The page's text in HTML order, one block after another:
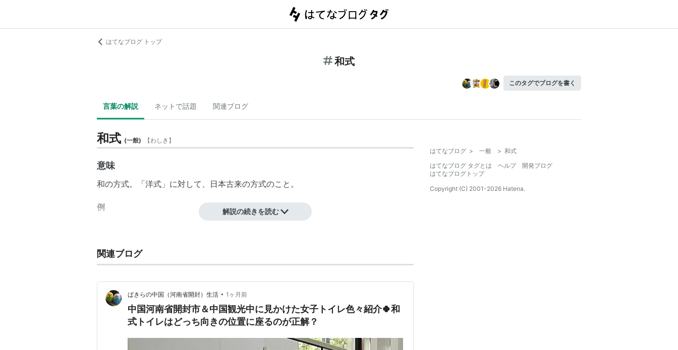
はてなブログ トップ
和式
このタグでブログを書く
言葉の解説 ネットで話題 関連ブログ
和式 (一般) 【わしき 】
意味
和の方式。「洋式 」に対して、日本古来の方式のこと。
例
関連語句
日本製
解説の続きを読む
関連ブログ
ぱきらの中国（河南省開封）生活 • 1ヶ月前
中国河南省開封市＆中国観光中に見かけた女子トイレ色々紹介🍀和
式トイレはどっち向きの位置に座るのが正解？
はてなブログ > 一般 > 和式
はてなブログ タグとは
ヘルプ
開発ブログ
はてなブログトップ
Copyright (C) 2001-2026 Hatena.